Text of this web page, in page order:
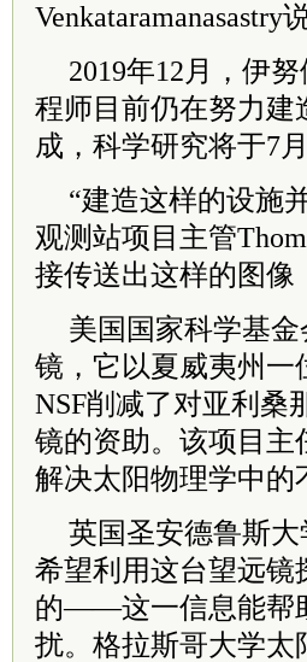
Venkataramanasastry
2019年12 月，伊
程师目前仍在努力建
成，科学研究将于7
“建造这样的设施
观测站项目主管
接传送出这样的图像
美国国家科学基金
镜，它以夏威夷州一
NSF削减了对亚利桑
镜的资助。 该项目主
解决太阳物理学中的
英国圣安德鲁斯
希望利用这台望远镜
的——这一信息能帮
扰。格拉斯哥大学太